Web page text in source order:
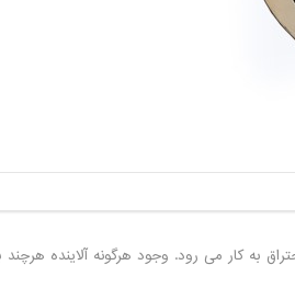
به کار می رود. وجود هرگونه آلاینده